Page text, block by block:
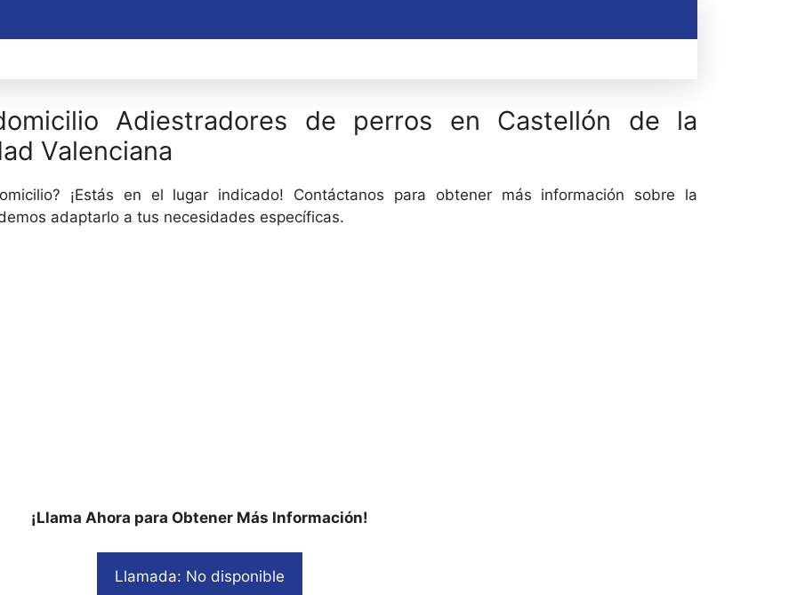
Adiestradores de perros en Castellón de la
Valenciana
¡Estás en el lugar indicado! Contáctanos para obtener más información sobre la
adaptarlo a tus necesidades específicas.
¡Llama Ahora para Obtener Más Información!
Llamada: No disponible